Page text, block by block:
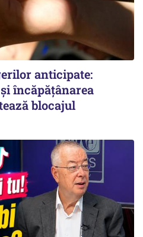
anticipate:
încăpățânarea
blocajul